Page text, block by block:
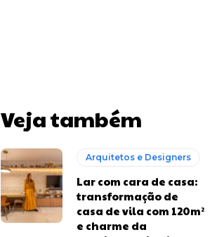
Veja também
Arquitetos e Designers
Lar com cara de casa:
transformação de
casa de vila com 120m²
e charme da